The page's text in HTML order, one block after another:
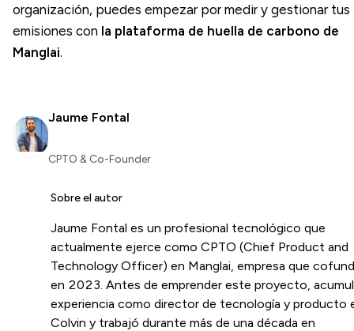
organización, puedes empezar por medir y gestionar tus
emisiones con la plataforma de huella de carbono de
Manglai.
Jaume Fontal
CPTO & Co-Founder
Sobre el autor
Jaume Fontal es un profesional tecnológico que
actualmente ejerce como CPTO (Chief Product and
Technology Officer) en Manglai, empresa que
en 2023. Antes de emprender este proyecto,
experiencia como director de tecnología y producto
Colvin y trabajó durante más de una década en